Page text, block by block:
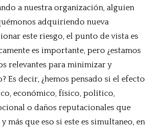
a nuestra organización, alguien
adquiriendo nueva
este riesgo, el punto de vista es
es importante, pero ¿estamos
relevantes para minimizar y
Es decir, ¿hemos pensado si el efecto
económico, físico, político,
o daños reputacionales que
más que eso si este es simultaneo, en